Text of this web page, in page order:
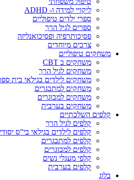
ליקויי למידה ו- ADHD
ספרי ילדים טיפוליים
ספרים לגיל הרך
פסיכותרפיה ופסיכואנליזה
צרכים מיוחדים
משחקים טיפוליים
משחקים ב CBT
משחקים לגיל הרך
משחקים לילדים בגילאי בית
משחקים למתבגרים
משחקים למבוגרים
משחקים בערבית
קלפים השלכתיים
קלפים לגיל הרך
קלפים לילדים בגילאי בי”ס יסודי
קלפים למתבגרים
קלפים למבוגרים
קלפי מעגלי נשים
קלפים בערבית
בלוג